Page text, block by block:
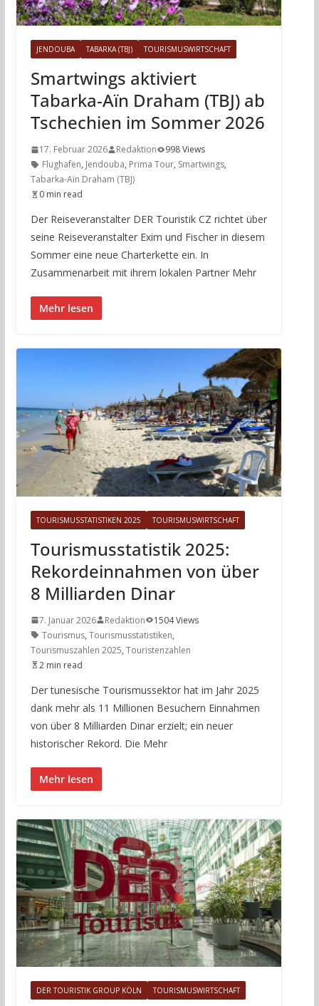
JENDOUBA TABARKA (TBJ) TOURISMUSWIRTSCHAFT
Smartwings aktiviert
Tabarka-Aïn Draham (TBJ) ab
Tschechien im Sommer 2026
17. Februar 2026 Redaktion
998 Views
Flughafen, Jendouba, Prima Tour, Smartwings,
Tabarka-Aïn Draham (TBJ)
0 min read
Der Reiseveranstalter DER Touristik CZ richtet über
seine Reiseveranstalter Exim und Fischer in diesem
Sommer eine neue Charterkette ein. In
Zusammenarbeit mit ihrem lokalen Partner Mehr
Mehr lesen
TOURISMUSSTATISTIKEN 2025 TOURISMUSWIRTSCHAFT
Tourismusstatistik 2025:
Rekordeinnahmen von über
8 Milliarden Dinar
7. Januar 2026 Redaktion
1504 Views
Tourismus, Tourismusstatistiken,
Tourismuszahlen 2025, Touristenzahlen
2 min read
Der tunesische Tourismussektor hat im Jahr 2025
dank mehr als 11 Millionen Besuchern Einnahmen
von über 8 Milliarden Dinar erzielt; ein neuer
historischer Rekord. Die Mehr
Mehr lesen
DER TOURISTIK GROUP KÖLN TOURISMUSWIRTSCHAFT